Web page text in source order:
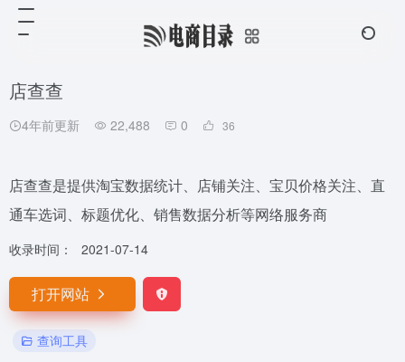
店查查
4年前更新 22,488 0 36
店查查是提供淘宝数据统计、店铺关注、宝贝价格关注、直
通车选词、标题优化、销售数据分析等网络服务商
收录时间： 2021-07-14
打开网站
查询工具